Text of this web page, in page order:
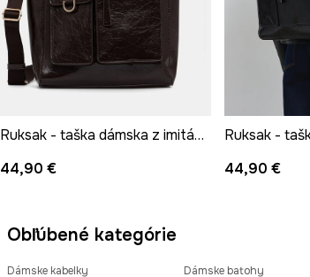
Ruksak - taška dámska z imitácie kože
44,90 €
44,90 €
Obľúbené kategórie
Dámske kabelky Dámske batohy